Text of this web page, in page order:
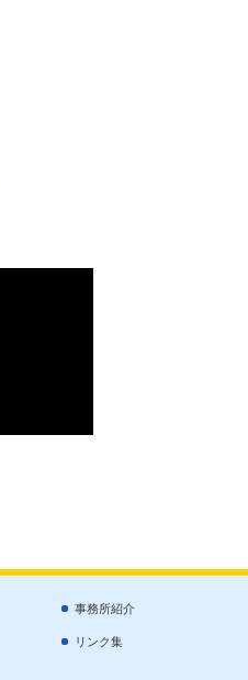
事務所紹介
リンク集